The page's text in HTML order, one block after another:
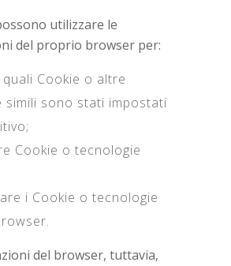
utilizzare le
del proprio browser per:
Cookie o altre
simili sono stati impostati
Cookie o tecnologie
i Cookie o tecnologie
del browser, tuttavia,